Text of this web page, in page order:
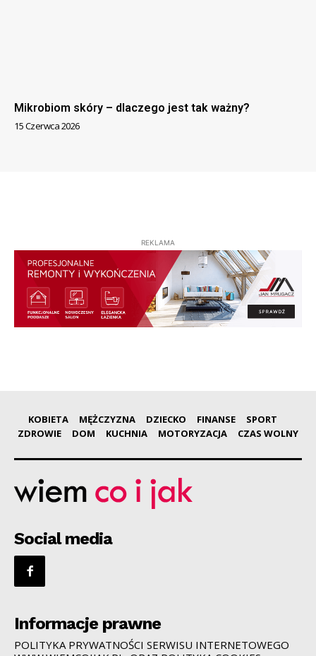
Mikrobiom skóry – dlaczego jest tak ważny?
15 Czerwca 2026
REKLAMA
KOBIETA MĘŻCZYZNA DZIECKO FINANSE
SPORT
ZDROWIE
DOM KUCHNIA MOTORYZACJA CZAS WOLNY
Social media
Informacje prawne
POLITYKA PRYWATNOŚCI SERWISU INTERNETOWEGO